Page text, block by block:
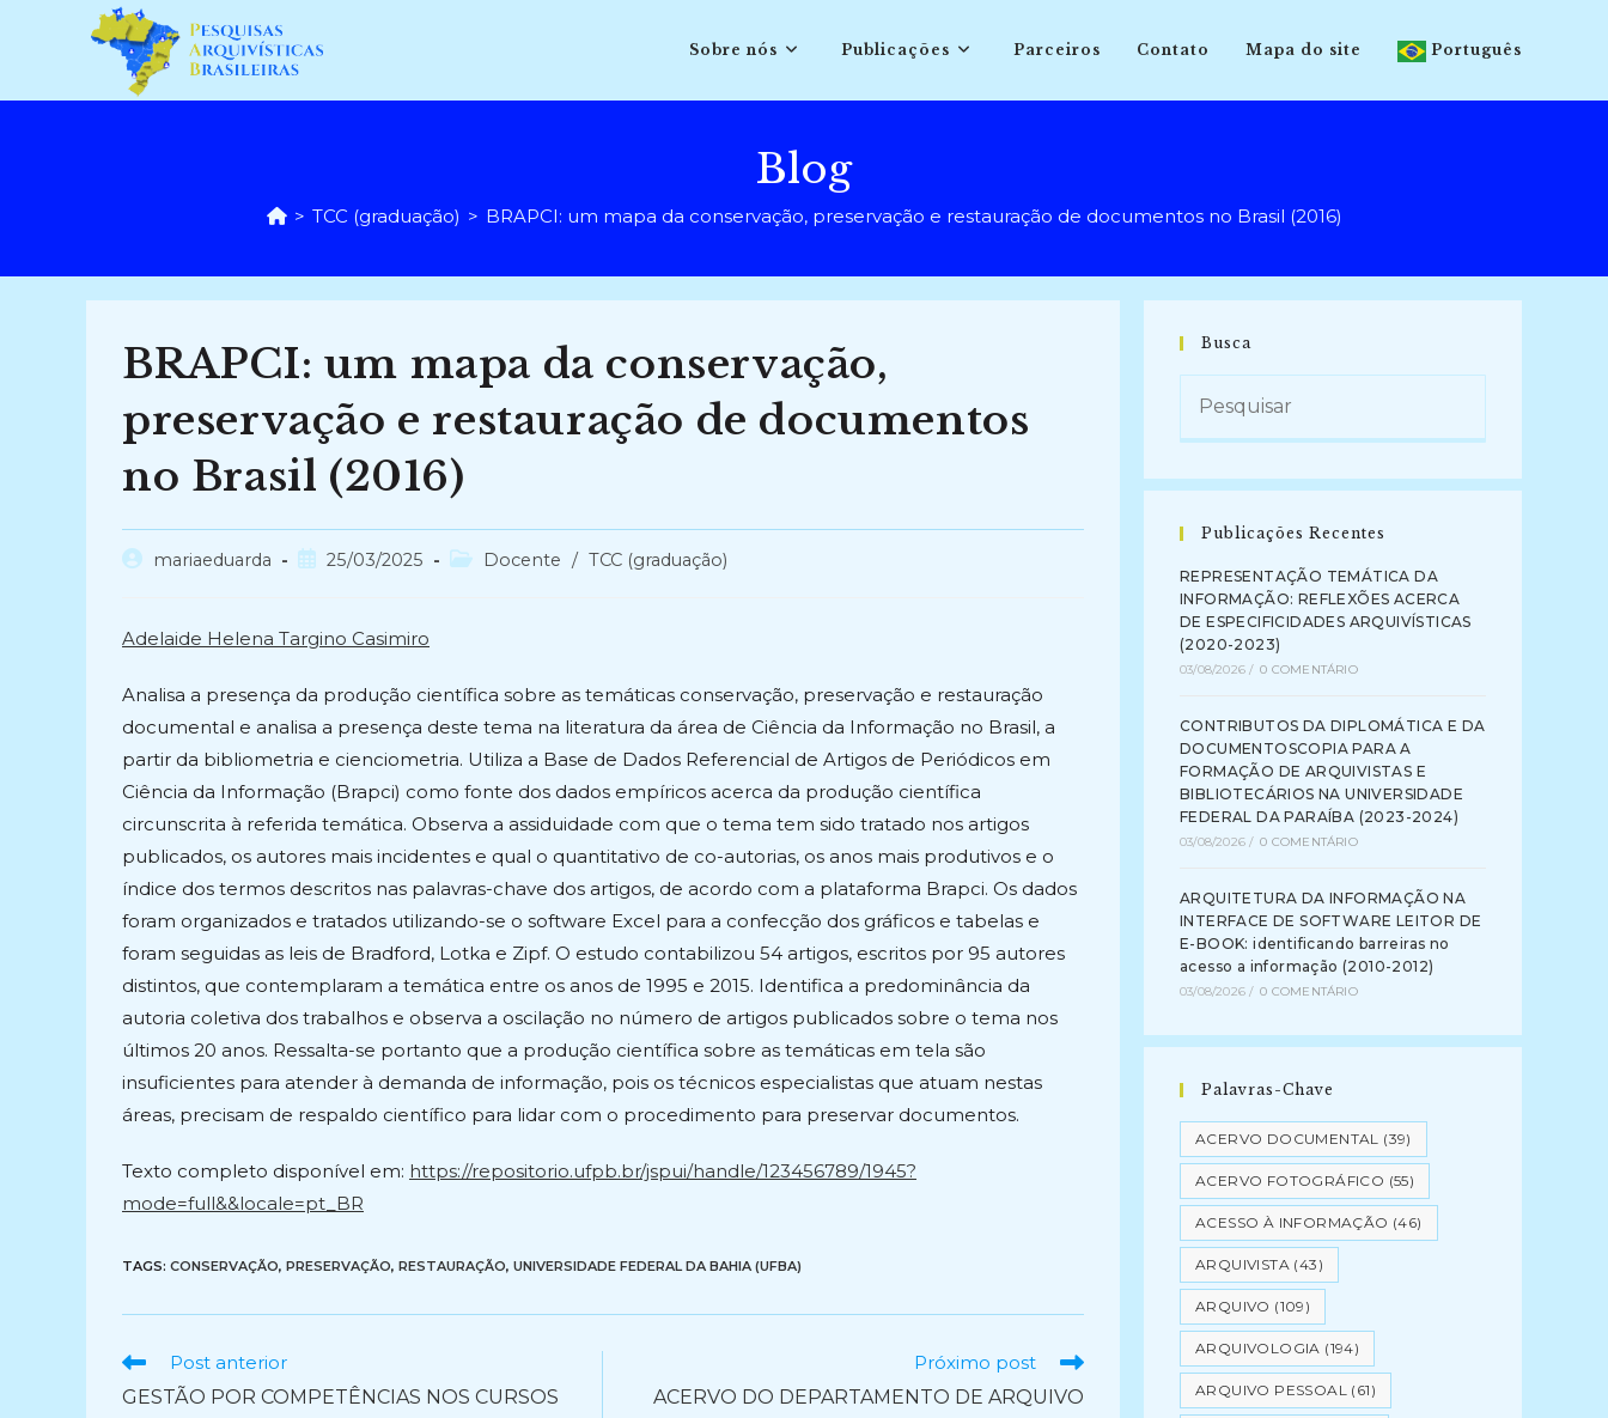
conteúdo
Sobre nós Publicações Parceiros Contato Mapa do site Português
Blog
> TCC (graduação) > BRAPCI: um mapa da conservação, preservação e restauração de documentos no Brasil (2016)
BRAPCI: um mapa da conservação,
preservação e restauração de documentos
no Brasil (2016)
Autormariaeduarda
Post25/03/2025
Categoria
Docente / TCC (graduação)
Adelaide Helena Targino Casimiro
Analisa a presença da produção científica sobre as temáticas conservação, preservação e restauração
documental e analisa a presença deste tema na literatura da área de Ciência da Informação no Brasil, a
partir da bibliometria e cienciometria. Utiliza a Base de Dados Referencial de Artigos de Periódicos em
Ciência da Informação (Brapci) como fonte dos dados empíricos acerca da produção científica
circunscrita à referida temática. Observa a assiduidade com que o tema tem sido tratado nos artigos
publicados, os autores mais incidentes e qual o quantitativo de co-autorias, os anos mais produtivos e o
índice dos termos descritos nas palavras-chave dos artigos, de acordo com a plataforma Brapci. Os dados
foram organizados e tratados utilizando-se o software Excel para a confecção dos gráficos e tabelas e
foram seguidas as leis de Bradford, Lotka e Zipf. O estudo contabilizou 54 artigos, escritos por 95 autores
distintos, que contemplaram a temática entre os anos de 1995 e 2015. Identifica a predominância da
autoria coletiva dos trabalhos e observa a oscilação no número de artigos publicados sobre o tema nos
últimos 20 anos. Ressalta-se portanto que a produção científica sobre as temáticas em tela são
insuficientes para atender à demanda de informação, pois os técnicos especialistas que atuam nestas
áreas, precisam de respaldo científico para lidar com o procedimento para preservar documentos.
Texto completo disponível em: https://repositorio.ufpb.br/jspui/handle/123456789/1945?
mode=full&&locale=pt_BR
TAGS: CONSERVAÇÃO, PRESERVAÇÃO, RESTAURAÇÃO, UNIVERSIDADE FEDERAL DA BAHIA (UFBA)
Ler
artigos
Post anterior
GESTÃO POR COMPETÊNCIAS NOS CURSOS
Próximo post
ACERVO DO DEPARTAMENTO DE ARQUIVO
Busca
Publicações Recentes
REPRESENTAÇÃO TEMÁTICA DA
INFORMAÇÃO: REFLEXÕES ACERCA
DE ESPECIFICIDADES ARQUIVÍSTICAS
(2020-2023)
03/08/2026 / 0 COMENTÁRIO
CONTRIBUTOS DA DIPLOMÁTICA E DA
DOCUMENTOSCOPIA PARA A
FORMAÇÃO DE ARQUIVISTAS E
BIBLIOTECÁRIOS NA UNIVERSIDADE
FEDERAL DA PARAÍBA (2023-2024)
03/08/2026 / 0 COMENTÁRIO
ARQUITETURA DA INFORMAÇÃO NA
INTERFACE DE SOFTWARE LEITOR DE
E-BOOK: identificando barreiras no
acesso a informação (2010-2012)
03/08/2026 / 0 COMENTÁRIO
Palavras-Chave
ACERVO DOCUMENTAL (39)
ACERVO FOTOGRÁFICO (55)
ACESSO À INFORMAÇÃO (46)
ARQUIVISTA (43)
ARQUIVO (109)
ARQUIVOLOGIA (194)
ARQUIVO PESSOAL (61)